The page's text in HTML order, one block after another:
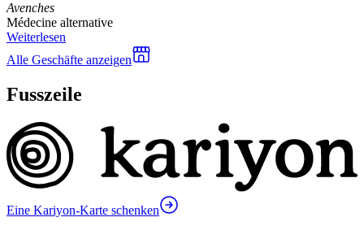
Avenches
Médecine alternative
Weiterlesen
Alle Geschäfte anzeigen
Fusszeile
Eine Kariyon-Karte schenken